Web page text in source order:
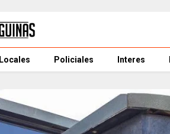
Locales Policiales Interes